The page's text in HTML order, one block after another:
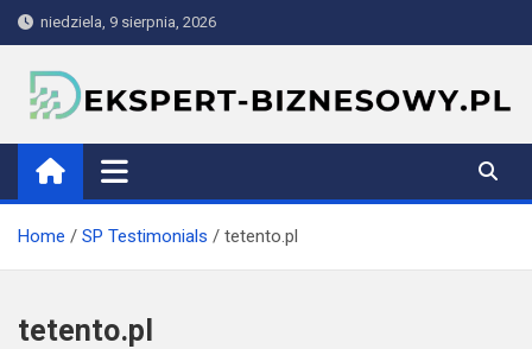
Skip
to
content
niedziela, 9 sierpnia, 2026
ekspert-biznesowy.pl
Home SP Testimonials tetento.pl
tetento.pl